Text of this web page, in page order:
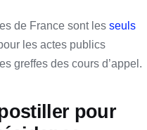
de France sont les seuls
les actes publics
greffes des cours d’appel.
pour